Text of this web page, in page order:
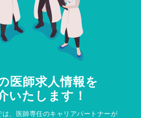
医師求人情報を
いたします！
は、医師専任のキャリアパートナーが